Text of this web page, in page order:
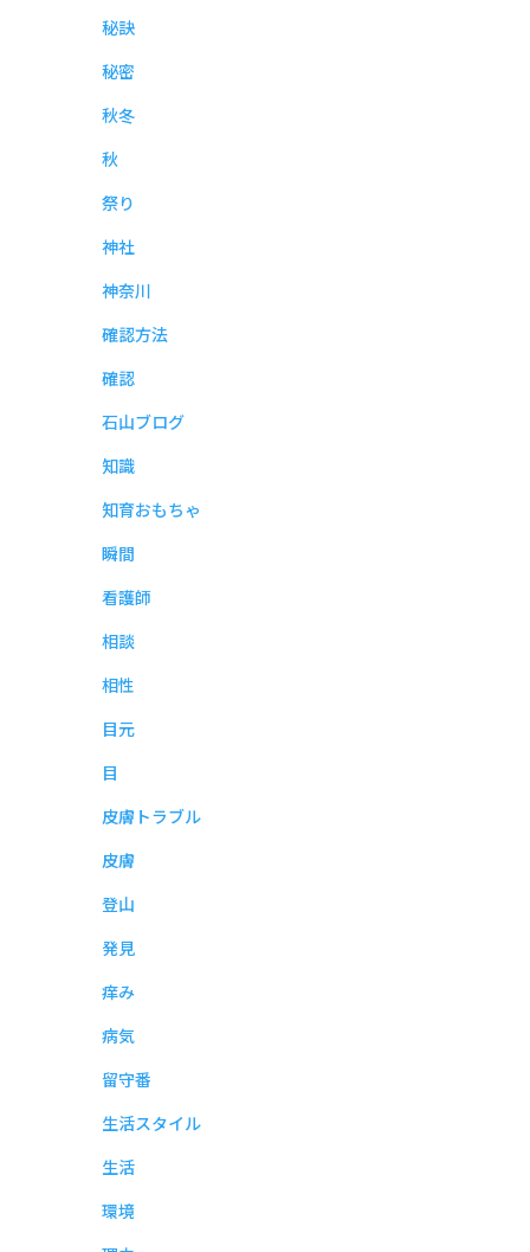
秘訣
秘密
秋冬
秋
祭り
神社
神奈川
確認方法
確認
石山ブログ
知識
知育おもちゃ
瞬間
看護師
相談
相性
目元
目
皮膚トラブル
皮膚
登山
発見
痒み
病気
留守番
生活スタイル
生活
環境